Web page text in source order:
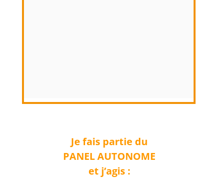
Je fais partie du
PANEL AUTONOME
et j’agis :